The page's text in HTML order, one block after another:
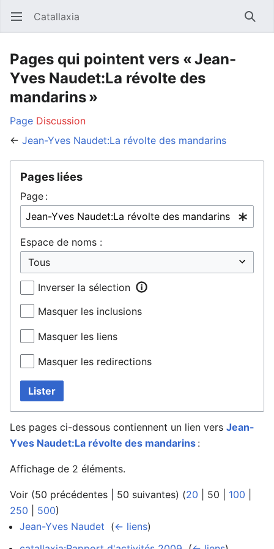
Ouvrir le menu principal Catallaxia
Pages qui pointent vers « Jean-
Yves Naudet:La révolte des
mandarins »
Page Discussion
← Jean-Yves Naudet:La révolte des mandarins
Pages liées
Page :
Espace de noms :
Inverser la sélection
Masquer les inclusions
Masquer les liens
Masquer les redirections
Lister
Les pages ci-dessous contiennent un lien vers Jean-
Yves Naudet:La révolte des mandarins :
Affichage de 2 éléments.
Voir (50 précédentes 50 suivantes) (20 50 100
250
500)
Jean-Yves Naudet (← liens)